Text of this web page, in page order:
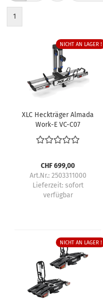
1
NICHT AN LAGER !
XLC Heckträger Almada
Work-E VC-C07
CHF 699,00
Art.Nr.: 2503311000
Lieferzeit: sofort
verfügbar
NICHT AN LAGER !